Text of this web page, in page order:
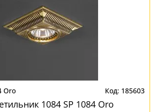
Oro 185603
1084 SP 1084 Oro